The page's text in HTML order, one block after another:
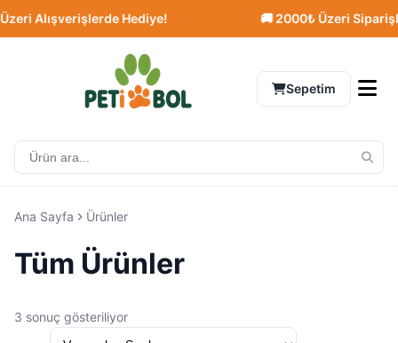
Alışverişlerde Hediye! 🚚 2000₺ Üzeri
Sepetim
Ana Sayfa Ürünler
Tüm Ürünler
3 sonuç gösteriliyor